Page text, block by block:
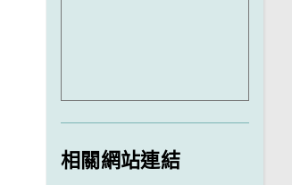
相關網站連結